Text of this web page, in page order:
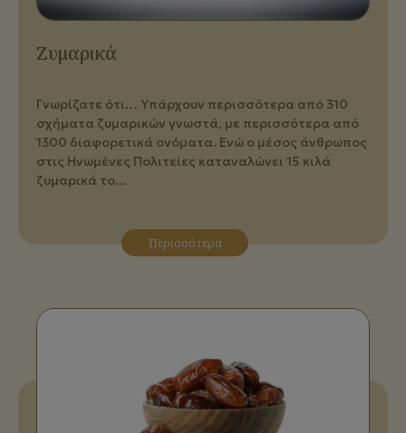
Ζυμαρικά
Γνωρίζατε ότι… Υπάρχουν περισσότερα από 310
σχήματα ζυμαρικών γνωστά, με περισσότερα από
1300 διαφορετικά ονόματα. Ενώ ο μέσος άνθρωπος
στις Ηνωμένες Πολιτείες καταναλώνει 15 κιλά
ζυμαρικά το...
Περισσότερα